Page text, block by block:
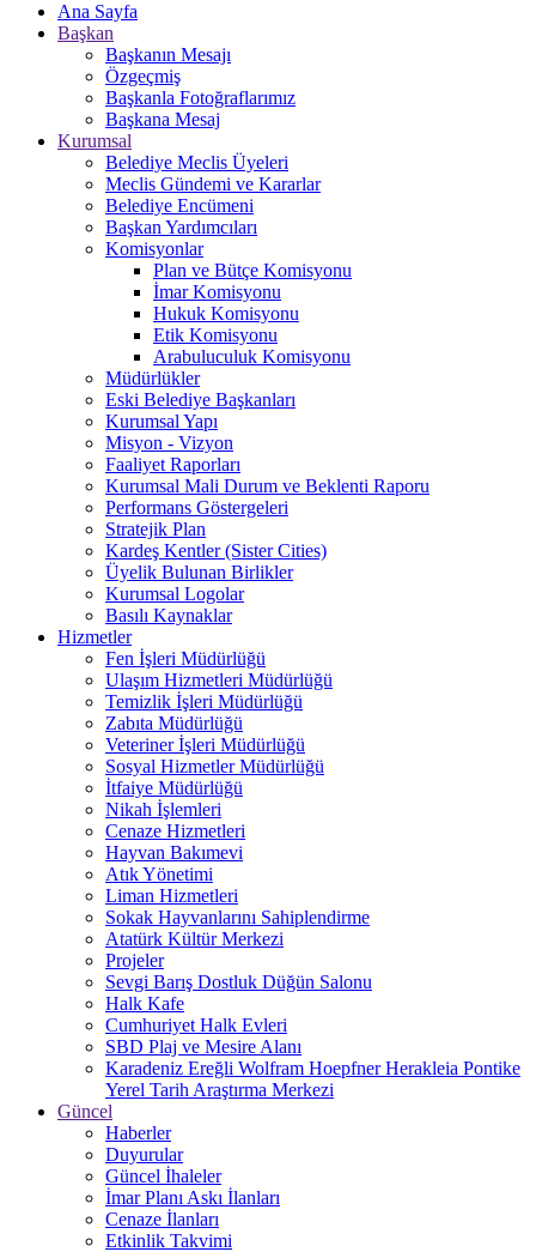
Ana Sayfa
Başkan
Başkanın Mesajı
Özgeçmiş
Başkanla Fotoğraflarımız
Başkana Mesaj
Kurumsal
Belediye Meclis Üyeleri
Meclis Gündemi ve Kararlar
Belediye Encümeni
Başkan Yardımcıları
Komisyonlar
Plan ve Bütçe Komisyonu
İmar Komisyonu
Hukuk Komisyonu
Etik Komisyonu
Arabuluculuk Komisyonu
Müdürlükler
Eski Belediye Başkanları
Kurumsal Yapı
Misyon - Vizyon
Faaliyet Raporları
Kurumsal Mali Durum ve Beklenti Raporu
Performans Göstergeleri
Stratejik Plan
Kardeş Kentler (Sister Cities)
Üyelik Bulunan Birlikler
Kurumsal Logolar
Basılı Kaynaklar
Hizmetler
Fen İşleri Müdürlüğü
Ulaşım Hizmetleri Müdürlüğü
Temizlik İşleri Müdürlüğü
Zabıta Müdürlüğü
Veteriner İşleri Müdürlüğü
Sosyal Hizmetler Müdürlüğü
İtfaiye Müdürlüğü
Nikah İşlemleri
Cenaze Hizmetleri
Hayvan Bakımevi
Atık Yönetimi
Liman Hizmetleri
Sokak Hayvanlarını Sahiplendirme
Atatürk Kültür Merkezi
Projeler
Sevgi Barış Dostluk Düğün Salonu
Halk Kafe
Cumhuriyet Halk Evleri
SBD Plaj ve Mesire Alanı
Karadeniz Ereğli Wolfram Hoepfner Herakleia Pontike
Yerel Tarih Araştırma Merkezi
Güncel
Haberler
Duyurular
Güncel İhaleler
İmar Planı Askı İlanları
Cenaze İlanları
Etkinlik Takvimi